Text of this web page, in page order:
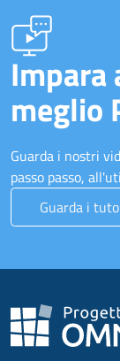
Impara
meglio
Guarda i nostri
passo passo,
Guarda i